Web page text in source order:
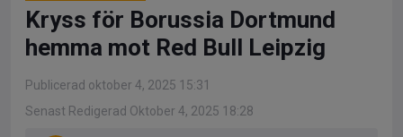
Kryss för Borussia Dortmund
hemma mot Red Bull Leipzig
Publicerad oktober 4, 2025 15:31
Senast Redigerad Oktober 4, 2025 18:28